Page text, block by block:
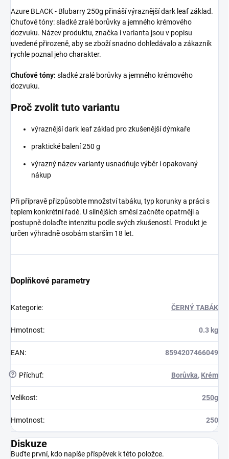
Azure BLACK - Blubarry 250g přináší výraznější dark leaf základ.
Chuťové tóny: sladké zralé borůvky a jemného krémového
dozvuku. Název produktu, značka i varianta jsou v popisu
uvedené přirozeně, aby se zboží snadno dohledávalo a zákazník
rychle poznal jeho charakter.
Chuťové tóny: sladké zralé borůvky a jemného krémového
dozvuku.
Proč zvolit tuto variantu
výraznější dark leaf základ pro zkušenější dýmkaře
praktické balení 250 g
výrazný název varianty usnadňuje výběr i opakovaný
nákup
Při přípravě přizpůsobte množství tabáku, typ korunky a práci s
teplem konkrétní řadě. U silnějších směsí začněte opatrněji a
postupně dolaďte intenzitu podle svých zkušeností. Produkt je
určen výhradně osobám starším 18 let.
Doplňkové parametry
Kategorie: ČERNÝ TABÁK
Hmotnost: 0.3 kg
EAN: 8594207466049
? Příchuť: Borůvka, Krém
Velikost: 250g
Hmotnost: 250
Diskuze
Buďte první, kdo napíše příspěvek k této položce.